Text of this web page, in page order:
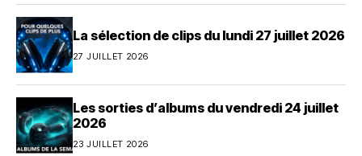
La sélection de clips du lundi 27 juillet 2026
27 JUILLET 2026
Les sorties d’albums du vendredi 24 juillet
2026
23 JUILLET 2026